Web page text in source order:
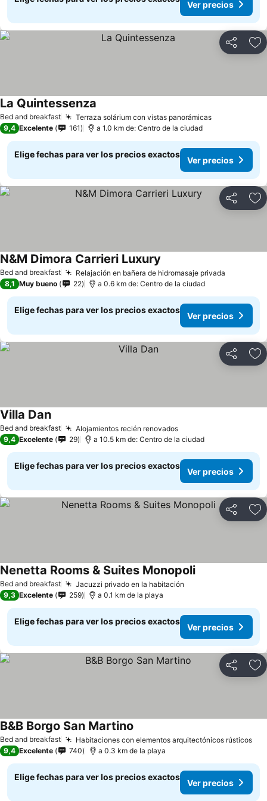
Ver precios
Compartir
Bed and breakfast Terraza solárium con vistas panorámicasVer precios
La Quintessenza
9,4 Excelente 161 a 1.0 km de: Centro de la ciudad
Elige fechas para ver los precios exactos
Ver precios
Compartir
Bed and breakfast Relajación en bañera de hidromasaje privada
N&M Dimora Carrieri Luxury
8,1 Muy bueno 22 a 0.6 km de: Centro de la ciudad
Elige fechas para ver los precios exactos
Ver precios
Compartir
Bed and breakfast Alojamientos recién renovadosVer precios
Villa DanVer precios
9,4 Excelente 29 a 10.5 km de: Centro de la ciudad
Elige fechas para ver los precios exactos
Ver precios
Compartir
Bed and breakfast Jacuzzi privado en la habitación
Nenetta Rooms & Suites MonopoliVer precios
9,3 Excelente 259 a 0.1 km de la playa
Elige fechas para ver los precios exactos
Ver precios
Compartir
Bed and breakfast Habitaciones con elementos arquitectónicos rústicos
B&B Borgo San Martino
9,4 Excelente 740 a 0.3 km de la playa
Elige fechas para ver los precios exactos
Ver precios